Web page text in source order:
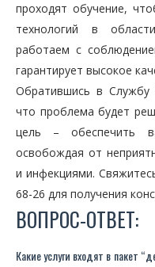
проходят обучение,
технологий в
работаем с
гарантирует высокое
Обратившись в
что проблема будет
цель – обеспечить
освобождая от
и инфекциями.
68-26 для получения
ВОПРОС-ОТВЕТ:
Какие услуги входят в пакет